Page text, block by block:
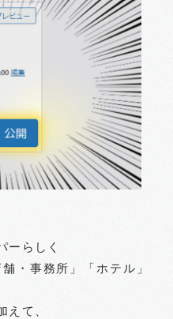
ーらしく
・事務所」「ホテル」
えて、